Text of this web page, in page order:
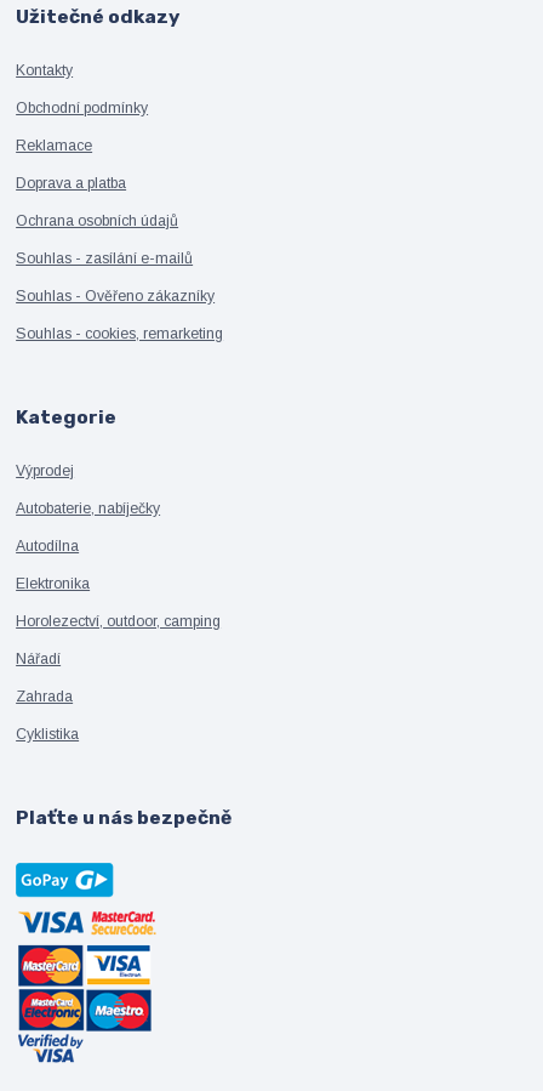
Užitečné odkazy
Kontakty
Obchodní podmínky
Reklamace
Doprava a platba
Ochrana osobních údajů
Souhlas - zasílání e-mailů
Souhlas - Ověřeno zákazníky
Souhlas - cookies, remarketing
Kategorie
Výprodej
Autobaterie, nabíječky
Autodílna
Elektronika
Horolezectví, outdoor, camping
Nářadí
Zahrada
Cyklistika
Plaťte u nás bezpečně